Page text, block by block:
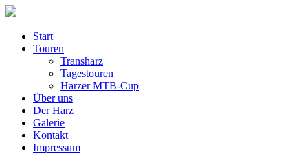
Start
Touren
Transharz
Tagestouren
Harzer MTB-Cup
Über uns
Der Harz
Galerie
Kontakt
Impressum